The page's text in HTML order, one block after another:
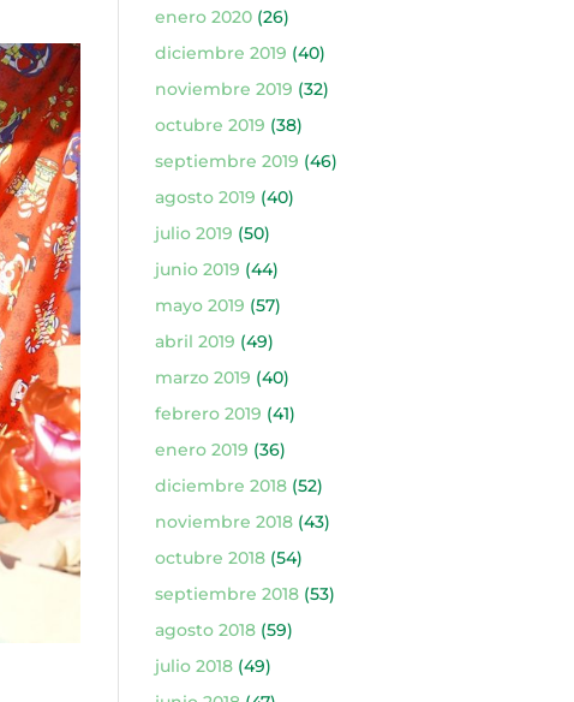
enero 2020(26)
diciembre 2019 (40)
noviembre 2019 (32)
octubre 2019 (38)
septiembre 2019 (46)
agosto 2019 (40)
julio 2019 (50)
junio 2019 (44)
mayo 2019 (57)
abril 2019 (49)
marzo 2019 (40)
febrero 2019 (41)
enero 2019 (36)
diciembre 2018(52)
noviembre 2018(43)
octubre 2018(54)
septiembre 2018(53)
agosto 2018(59)
julio 2018(49)